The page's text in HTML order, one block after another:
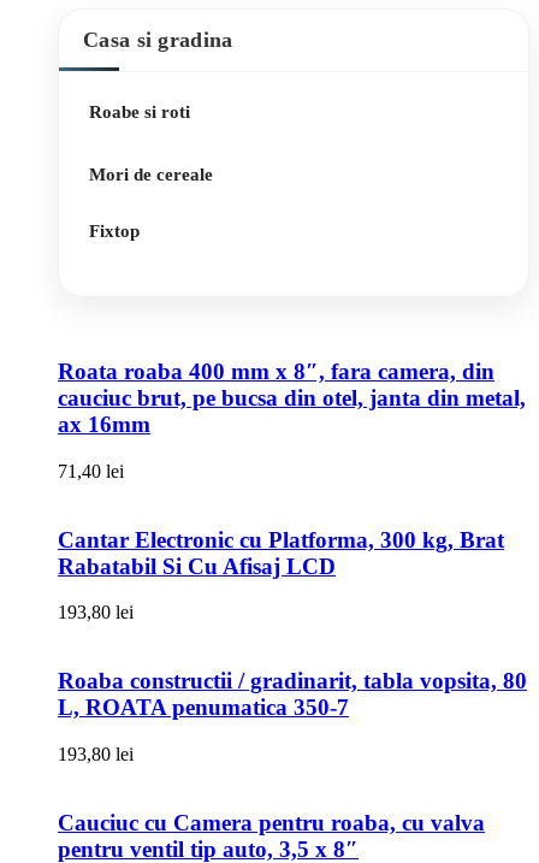
Casa si gradina
Roabe si roti
Mori de cereale
Fixtop
Roata roaba 400 mm x 8″, fara camera, din
cauciuc brut, pe bucsa din otel, janta din metal,
ax 16mm
71,40 lei
Cantar Electronic cu Platforma, 300 kg, Brat
Rabatabil Si Cu Afisaj LCD
193,80 lei
Roaba constructii / gradinarit, tabla vopsita, 80
L, ROATA penumatica 350-7
193,80 lei
Cauciuc cu Camera pentru roaba, cu valva
pentru ventil tip auto, 3,5 x 8″